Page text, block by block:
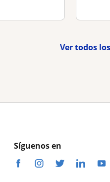
Ver todos
Síguenos en